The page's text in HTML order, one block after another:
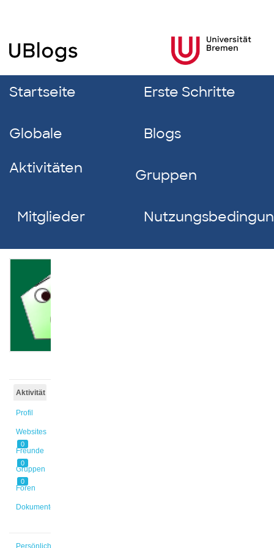
Startseite Erste Schritte
Globale
Aktivitäten
Blogs
Gruppen
Mitglieder
Aktivität
Profil
Websites
0
Freunde
0
Gruppen
0
Foren
Dokumente
Persönlich